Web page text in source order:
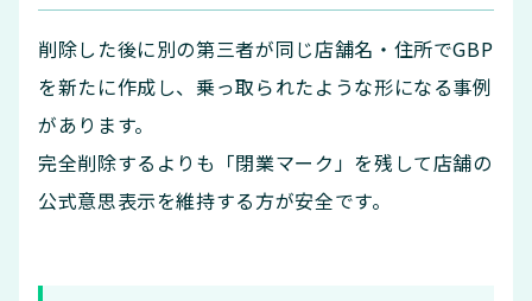
削除した後に別の第三者が同じ店舗名・住所でGBP
を新たに作成し、乗っ取られたような形になる事例
があります。
完全削除するよりも「閉業マーク」を残して店舗の
公式意思表示を維持する方が安全です。